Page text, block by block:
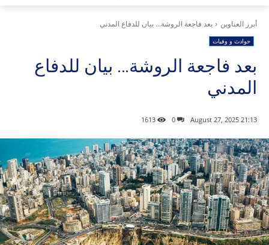
أبرز العناوين بعد فاجعة الروشة... بيان للدفاع المدني
حوادث و وفيات
بعد فاجعة الروشة… بيان للدفاع
المدني
21:13 2025 ,August 27
0
1613